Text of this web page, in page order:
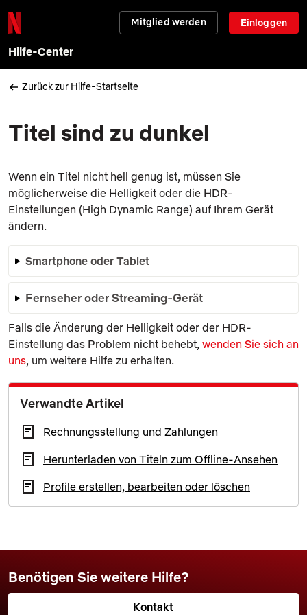
Mitglied werden Einloggen
Hilfe-Center
Zurück zur Hilfe-Startseite
Titel sind zu dunkel
Wenn ein Titel nicht hell genug ist, müssen Sie
möglicherweise die Helligkeit oder die HDR-
Einstellungen (High Dynamic Range) auf Ihrem Gerät
ändern.
Smartphone oder Tablet
Fernseher oder Streaming-Gerät
Falls die Änderung der Helligkeit oder der HDR-
Einstellung das Problem nicht behebt, wenden Sie sich an
uns, um weitere Hilfe zu erhalten.
Verwandte Artikel
Rechnungsstellung und Zahlungen
Herunterladen von Titeln zum Offline-Ansehen
Profile erstellen, bearbeiten oder löschen
Benötigen Sie weitere Hilfe?
Kontakt